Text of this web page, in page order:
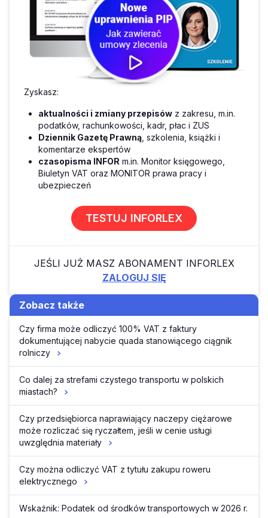
Zyskasz:
aktualności i zmiany przepisów z zakresu, m.in.
podatków, rachunkowości, kadr, płac i ZUS
Dziennik Gazetę Prawną , szkolenia, książki i
komentarze ekspertów
czasopisma INFOR m.in. Monitor księgowego,
Biuletyn VAT oraz MONITOR prawa pracy i
ubezpieczeń
TESTUJ INFORLEX
JEŚLI JUŻ MASZ ABONAMENT INFORLEX
ZALOGUJ SIĘ
Zobacz także
Czy firma może odliczyć 100% VAT z faktury
dokumentującej nabycie quada stanowiącego ciągnik
rolniczy
Co dalej za strefami czystego transportu w polskich
miastach?
Czy przedsiębiorca naprawiający naczepy ciężarowe
może rozliczać się ryczałtem, jeśli w cenie usługi
uwzględnia materiały
Czy można odliczyć VAT z tytułu zakupu roweru
elektrycznego
Wskaźnik: Podatek od środków transportowych w 2026 r.